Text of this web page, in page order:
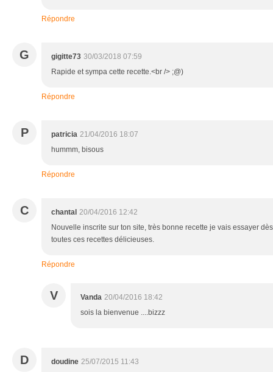
Répondre
G gigitte73 30/03/2018 07:59
Rapide et sympa cette recette.<br /> ;@)
Répondre
P patricia 21/04/2016 18:07
hummm, bisous
Répondre
C chantal 20/04/2016 12:42
Nouvelle inscrite sur ton site, très bonne recette je vais essayer
toutes ces recettes délicieuses.
Répondre
V Vanda 20/04/2016 18:42
sois la bienvenue ....bizzz
D doudine 25/07/2015 11:43